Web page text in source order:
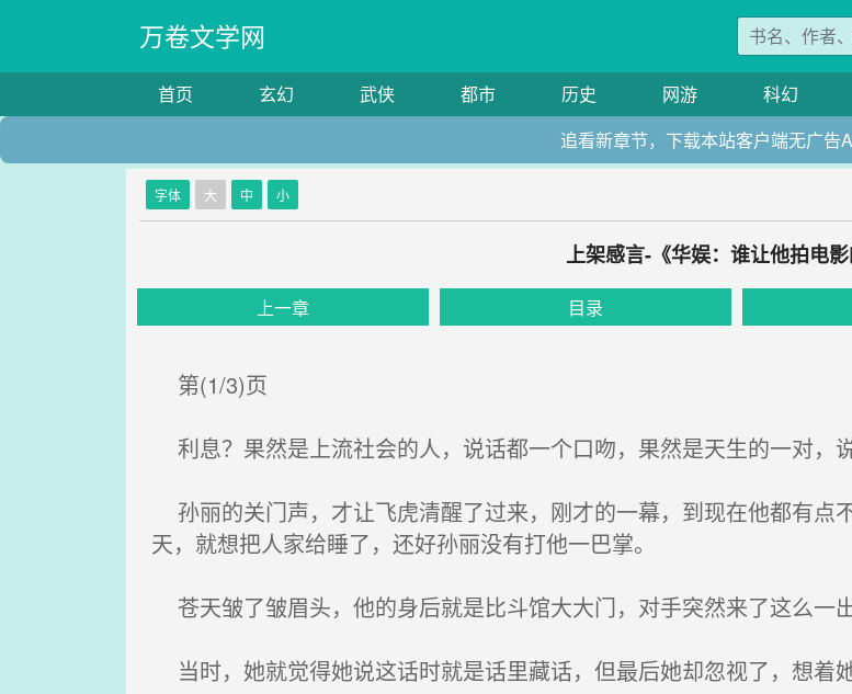
万卷文学网
首页 玄幻 武侠 都市 历史 网游 科幻
追看新章节，下载本站客户端无广告
字体 大 中 小
上架感言-《华娱：谁让他拍电影
上一章 目录
第(1/3)页
利息？果然是上流社会的人，说话都一个口吻，果然是天生的一对，
孙丽的关门声，才让飞虎清醒了过来，刚才的一幕，到现在他都有点
天，就想把人家给睡了，还好孙丽没有打他一巴掌。
苍天皱了皱眉头，他的身后就是比斗馆大大门，对手突然来了这么一
当时，她就觉得她说这话时就是话里藏话，但最后她却忽视了，想着